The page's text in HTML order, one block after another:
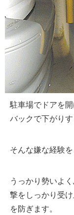
駐車場でドアを
バックで下がり
そんな嫌な経験
うっかり勢いよ
撃をしっかり受
を防ぎます。